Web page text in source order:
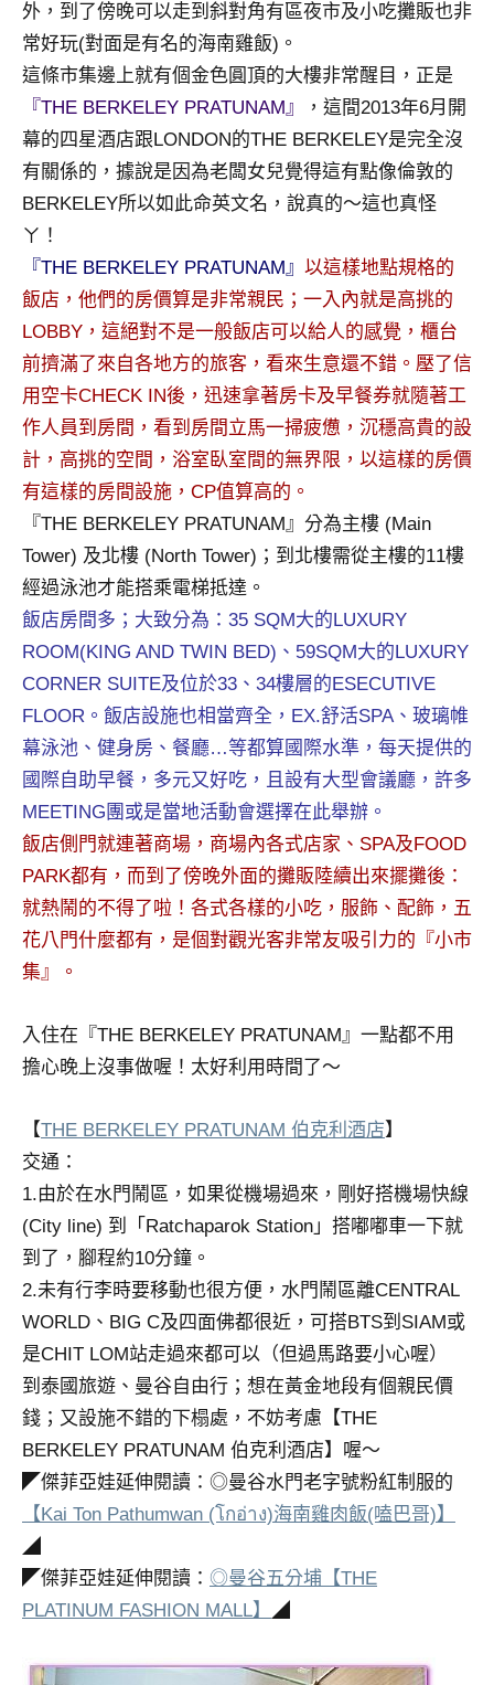
金
探
號
節
目
底、
外
景
節
目
持、
吳
哥
窟
泰
國
旅
遊
書
作
者、
各
發
表
會
及
動
主
持、
學
校
業
講
部
落
旅
遊
雜
誌
專
欄、
觀
光
局
合
達
人
對
象。
外，到了傍晚可以走到斜對角有區夜市及小吃攤販也非
常好玩(對面是有名的海南雞飯)。
這條市集邊上就有個金色圓頂的大樓非常醒目，正是
『THE BERKELEY PRATUNAM』
，這間2013年6月開
幕的四星酒店跟LONDON的THE BERKELEY是完全沒
有關係的，據說是因為老闆女兒覺得這有點像倫敦的
BERKELEY所以如此命英文名，說真的～這也真怪
ㄚ！
『THE BERKELEY PRATUNAM』 以這樣地點規格的
飯店，他們的房價算是非常親民；一入內就是高挑的
LOBBY，這絕對不是一般飯店可以給人的感覺，櫃台
前擠滿了來自各地方的旅客，看來生意還不錯。壓了信
用空卡CHECK IN後，迅速拿著房卡及早餐券就隨著工
作人員到房間，看到房間立馬一掃疲憊，沉穩高貴的設
計，高挑的空間，浴室臥室間的無界限，以這樣的房價
有這樣的房間設施，CP值算高的。
『THE BERKELEY PRATUNAM』分為主樓 (Main
Tower) 及北樓 (North Tower)；到北樓需從主樓的11樓
經過泳池才能搭乘電梯抵達。
飯店房間多；大致分為：35 SQM大的LUXURY
ROOM(KING AND TWIN BED)、59SQM大的LUXURY
CORNER SUITE及位於33、34樓層的ESECUTIVE
FLOOR。飯店設施也相當齊全，EX.舒活SPA、玻璃帷
幕泳池、健身房、餐廳…等都算國際水準，每天提供的
國際自助早餐，多元又好吃，且設有大型會議廳，許多
MEETING團或是當地活動會選擇在此舉辦。
飯店側門就連著商場，商場內各式店家、SPA及FOOD
PARK都有，而到了傍晚外面的攤販陸續出來擺攤後：
就熱鬧的不得了啦！各式各樣的小吃，服飾、配飾，五
花八門什麼都有，是個對觀光客非常友吸引力的『小市
集』。
入住在『THE BERKELEY PRATUNAM』一點都不用
擔心晚上沒事做喔！太好利用時間了～
【THE BERKELEY PRATUNAM 伯克利酒店】
交通：
1.由於在水門鬧區，如果從機場過來，剛好搭機場快線
(City line) 到「Ratchaparok Station」搭嘟嘟車一下就
到了，腳程約10分鐘。
2.未有行李時要移動也很方便，水門鬧區離CENTRAL
WORLD、BIG C及四面佛都很近，可搭BTS到SIAM或
是CHIT LOM站走過來都可以（但過馬路要小心喔）
到泰國旅遊、曼谷自由行；想在黃金地段有個親民價
錢；又設施不錯的下榻處，不妨考慮【THE
BERKELEY PRATUNAM 伯克利酒店】喔～
◤傑菲亞娃延伸閱讀：◎曼谷水門老字號粉紅制服的
【Kai Ton Pathumwan (โกอ่าง)海南雞肉飯(嗑巴哥)】
◢
◤傑菲亞娃延伸閱讀： ◎曼谷五分埔【THE
PLATINUM FASHION MALL】
◢